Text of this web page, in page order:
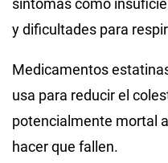
síntomas como
y dificultades para
Medicamentos
usa para reducir el
potencialmente mortal
hacer que fallen.